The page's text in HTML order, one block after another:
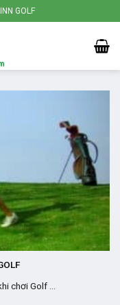
GOLF
chơi Golf ...